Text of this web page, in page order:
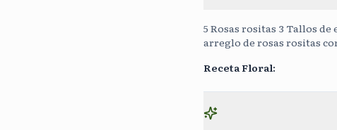
5 Rosas rositas 3 Tallos
arreglo de rosas rositas
Receta Floral: